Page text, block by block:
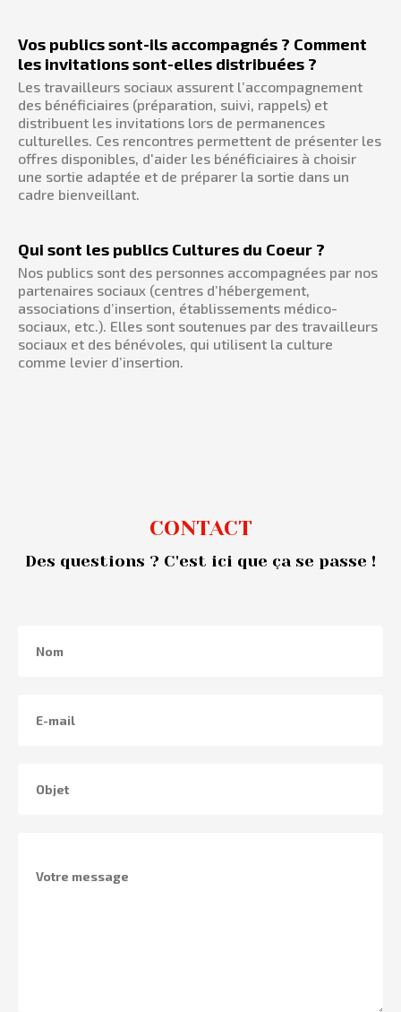
Vos publics sont-ils accompagnés ? Comment
les invitations sont-elles distribuées ?
Les travailleurs sociaux assurent l’accompagnement
des bénéficiaires (préparation, suivi, rappels) et
distribuent les invitations lors de permanences
culturelles. Ces rencontres permettent de présenter les
offres disponibles, d'aider les bénéficiaires à choisir
une sortie adaptée et de préparer la sortie dans un
cadre bienveillant.
Qui sont les publics Cultures du Coeur ?
Nos publics sont des personnes accompagnées par nos
partenaires sociaux (centres d’hébergement,
associations d’insertion, établissements médico-
sociaux, etc.). Elles sont soutenues par des travailleurs
sociaux et des bénévoles, qui utilisent la culture
comme levier d’insertion.
CONTACT
Des questions ? C'est ici que ça se passe !